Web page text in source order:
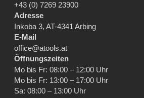
+43 (0) 7269 23900
Adresse
Inkoba 3, AT-4341 Arbing
E-Mail
office@atools.at
Öffnungszeiten
Mo bis Fr: 08:00 – 12:00 Uhr
Mo bis Fr: 13:00 – 17:00 Uhr
Sa: 08:00 – 13:00 Uhr